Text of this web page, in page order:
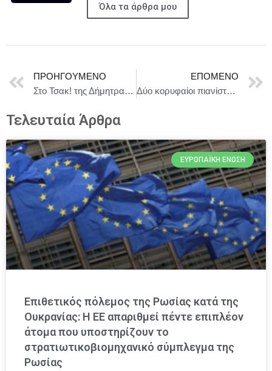
Όλα τα άρθρα μου
ΠΡΟΗΓΟΎΜΕΝΟ
Στο Τσακ! της Δήμητρας Παπαδοπούλου – Θέατρο Αλέκος Αλεξανδράκης – 2ος χρόνος – 2025-2026
ΕΠΌΜΕΝΟ
Δύο κορυφαίοι πιανίστες στο Ηρώδειο
Τελευταία Άρθρα
ΕΥΡΩΠΑΪΚΉ ΈΝΩΣΗ
Επιθετικός πόλεμος της Ρωσίας κατά της
Ουκρανίας: Η ΕΕ απαριθμεί πέντε επιπλέον
άτομα που υποστηρίζουν το
στρατιωτικοβιομηχανικό σύμπλεγμα της
Ρωσίας